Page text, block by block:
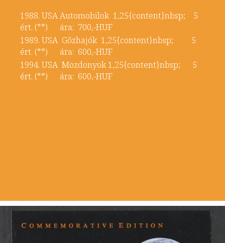
1988. USA Automobilok 1,25{content}nbsp; 5
ért. (**) ára: 700,-HUF
1989. USA Gőzhajók 1,25{content}nbsp; 5
ért. (**) ára: 600,-HUF
1994. USA Mozdonyok 1,25{content}nbsp; 5
ért. (**) ára: 600,-HUF